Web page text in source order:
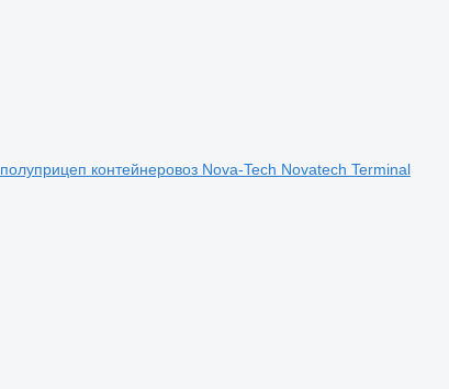
полуприцеп контейнеровоз Nova-Tech Novatech Terminal